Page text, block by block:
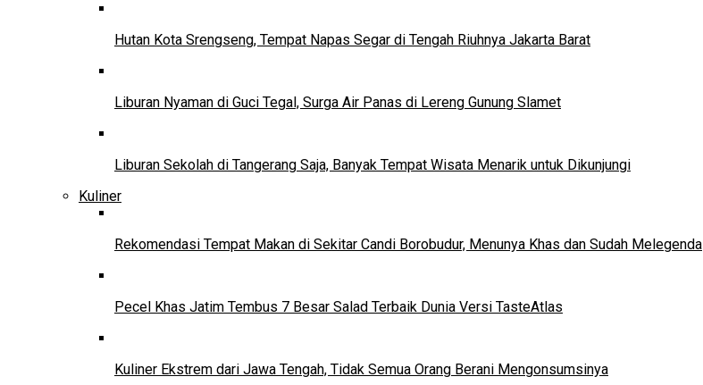
Hutan Kota Srengseng, Tempat Napas Segar di Tengah Riuhnya Jakarta Barat
Liburan Nyaman di Guci Tegal, Surga Air Panas di Lereng Gunung Slamet
Liburan Sekolah di Tangerang Saja, Banyak Tempat Wisata Menarik untuk Dikunjungi
Kuliner
Rekomendasi Tempat Makan di Sekitar Candi Borobudur, Menunya Khas dan Sudah Melegenda
Pecel Khas Jatim Tembus 7 Besar Salad Terbaik Dunia Versi TasteAtlas
Kuliner Ekstrem dari Jawa Tengah, Tidak Semua Orang Berani Mengonsumsinya